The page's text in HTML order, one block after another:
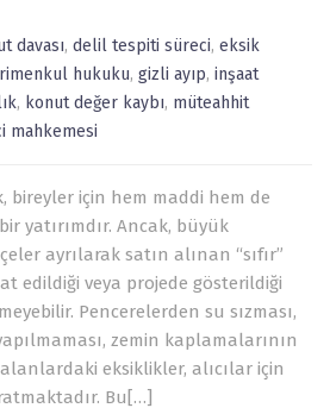
davası, delil tespiti süreci, eksik
hukuku, gizli ayıp, inşaat
, konut değer kaybı, müteahhit
mahkemesi
bireyler için hem maddi hem de
yatırımdır. Ancak, büyük
ayrılarak satın alınan “sıfır”
edildiği veya projede gösterildiği
Pencerelerden su sızması,
zemin kaplamalarının
eksiklikler, alıcılar için
Bu[…]